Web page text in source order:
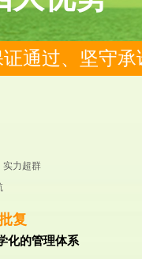
通过、坚守承
实力超群
复
化的管理体系